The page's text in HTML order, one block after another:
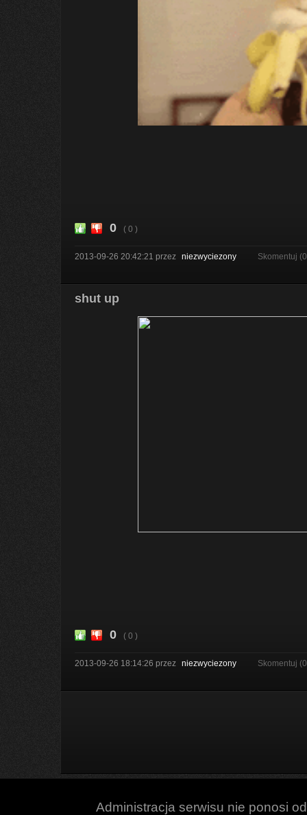
0 ( 0 )
2013-09-26 20:42:21 przez niezwyciezony Skomentuj
shut up
0 ( 0 )
2013-09-26 18:14:26 przez niezwyciezony Skomentuj
Administracja serwisu nie ponosi